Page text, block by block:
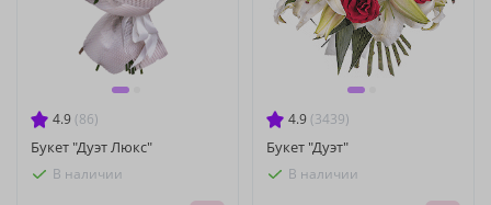
4.9 (86)
Букет "Дуэт Люкс"
В наличии
4.9 (3439)
Букет "Дуэт"
В наличии